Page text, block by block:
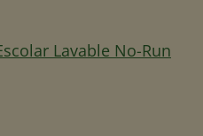
Lavable No-Run